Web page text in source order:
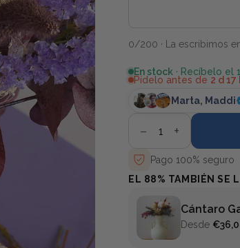
0/200 · La escribimos
En stock · Recíbelo el
Pídelo antes de 2 d 17
Marta, Maddi
− +
Pago 100% seguro
EL 88% TAMBIÉN SE
Cántaro
Desde